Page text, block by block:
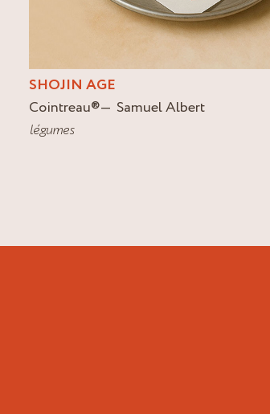
SHOJIN AGE
Cointreau®
Samuel Albert
légumes